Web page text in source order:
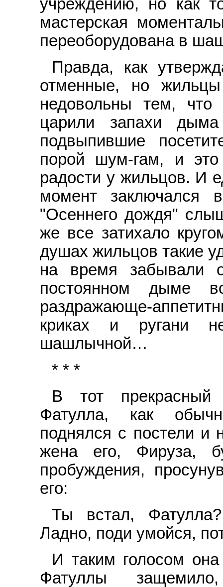
учреждению, но как
мастерская
переоборудована в
Правда, как
отменные, но
недовольны тем,
царили запахи
подвыпившие
порой шум-гам, и
радости у жильцов. И
момент
"Осеннего дождя"
же все затихало
душах жильцов такие
на время забывали
постоянном
раздражающе-
криках и ругани
шашлычной…
* * *
В тот прекрасный
Фатулла, как
поднялся с постели и
жена его, Фируза,
пробуждения,
его:
Ты встал,
Ладно, поди умойся,
И таким голосом
Фатуллы